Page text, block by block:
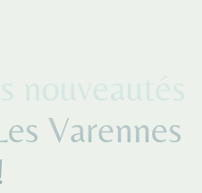
nouveautés
Varennes